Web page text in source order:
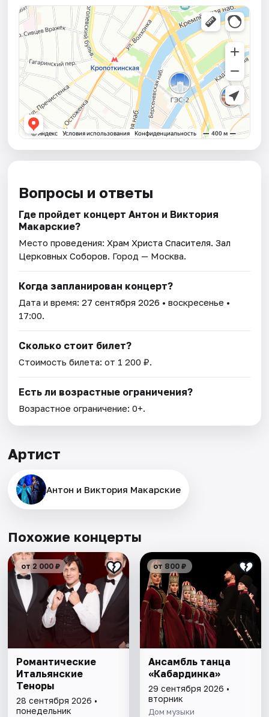
Вопросы и ответы
Где пройдет концерт Антон и Виктория
Макарские?
Место проведения:Храм Христа Спасителя. Зал
Церковных Соборов. Город — Москва.
Когда запланирован концерт?
Дата и время:27 сентября 2026 • воскресенье •
17:00.
Сколько стоит билет?
Стоимость билета: от 1 200 ₽.
Есть ли возрастные ограничения?
Возрастное ограничение: 0+.
Артист
Антон и Виктория Макарские
Похожие концерты
от 2 000 ₽
Романтические
Итальянские
Теноры
28 сентября 2026 •
понедельник
от 800 ₽
Ансамбль танца
«Кабардинка»
29 сентября 2026 •
вторник
Дом музыки